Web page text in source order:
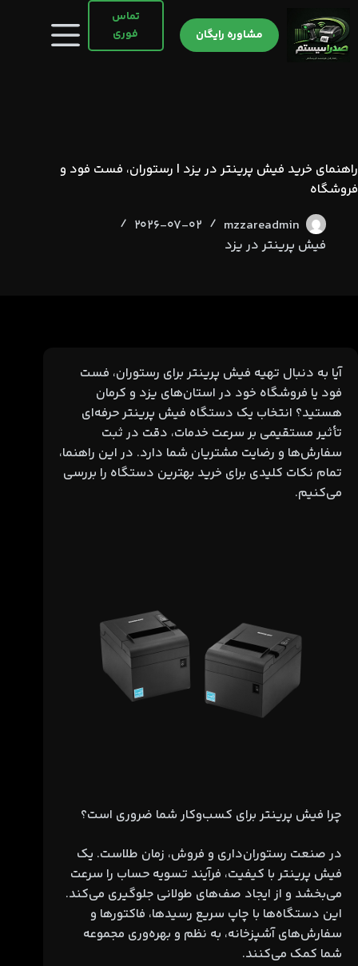
به
محتوا
مشاوره رایگان
تماس
فوری
راهنمای خرید فیش پرینتر در یزد | رستوران، فست فود و
فروشگاه
mzzareadmin
2026-07-02
فیش پرینتر در یزد
آیا به دنبال تهیه فیش پرینتر برای رستوران، فست
فود یا فروشگاه خود در استان‌های یزد و کرمان
هستید؟ انتخاب یک دستگاه فیش پرینتر حرفه‌ای
تأثیر مستقیمی بر سرعت خدمات، دقت در ثبت
سفارش‌ها و رضایت مشتریان شما دارد. در این راهنما،
تمام نکات کلیدی برای خرید بهترین دستگاه را بررسی
می‌کنیم.
چرا فیش پرینتر برای کسب‌وکار شما ضروری است؟
در صنعت رستوران‌داری و فروش، زمان طلاست. یک
فیش پرینتر با کیفیت، فرآیند تسویه حساب را سرعت
می‌بخشد و از ایجاد صف‌های طولانی جلوگیری می‌کند.
این دستگاه‌ها با چاپ سریع رسیدها، فاکتورها و
سفارش‌های آشپزخانه، به نظم و بهره‌وری مجموعه
شما کمک می‌کنند.